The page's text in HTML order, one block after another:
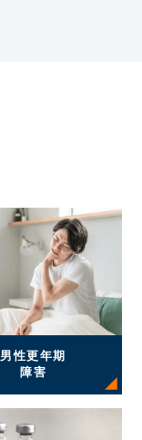
男性更年期
障害